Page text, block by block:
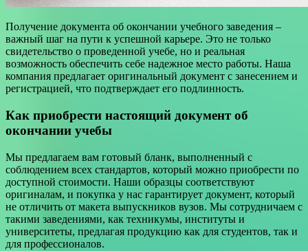
Получение документа об окончании учебного заведения –
важный шаг на пути к успешной карьере. Это не только
свидетельство о проведенной учебе, но и реальная
возможность обеспечить себе надежное место работы. Наша
компания предлагает оригинальный документ с занесением и
регистрацией, что подтверждает его подлинность.
Как приобрести настоящий документ об
окончании учебы
Мы предлагаем вам готовый бланк, выполненный с
соблюдением всех стандартов, который можно приобрести по
доступной стоимости. Наши образцы соответствуют
оригиналам, и покупка у нас гарантирует документ, который
не отличить от макета выпускников вузов. Мы сотрудничаем с
такими заведениями, как техникумы, институты и
университеты, предлагая продукцию как для студентов, так и
для профессионалов.